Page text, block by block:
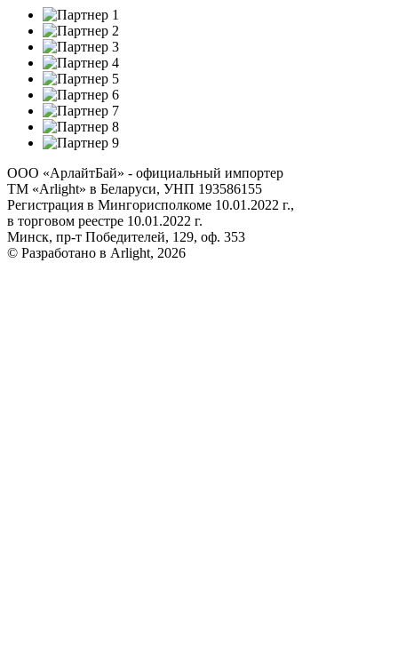
ООО «АрлайтБай» - официальный импортер
ТМ «Arlight» в Беларуси, УНП 193586155
Регистрация в Мингорисполкоме 10.01.2022 г.,
в торговом реестре 10.01.2022 г.
Минск, пр-т Победителей, 129, оф. 353
© Разработано в Arlight, 2026